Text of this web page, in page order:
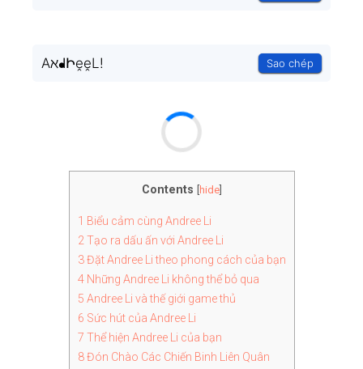
AℵᖱԻḙḙL! Sao chép
Contents hide]
1 Biểu cảm cùng Andree Li
2Tạo ra dấu ấn với Andree Li
3Đặt Andree Li theo phong cách của bạn
4Những Andree Li không thể bỏ qua
5 Andree Li và thế giới game thủ
6 Sức hút của Andree Li
7 Thể hiện Andree Li của bạn
8Đón Chào Các Chiến Binh Liên Quân